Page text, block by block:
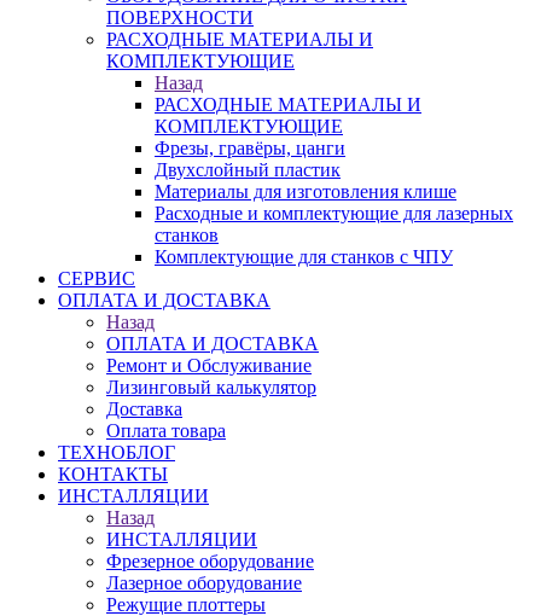
ПОВЕРХНОСТИ
РАСХОДНЫЕ МАТЕРИАЛЫ И
КОМПЛЕКТУЮЩИЕ
Назад
РАСХОДНЫЕ МАТЕРИАЛЫ И
КОМПЛЕКТУЮЩИЕ
Фрезы, гравёры, цанги
Двухслойный пластик
Материалы для изготовления клише
Расходные и комплектующие для лазерных
станков
Комплектующие для станков с ЧПУ
СЕРВИС
ОПЛАТА И ДОСТАВКА
Назад
ОПЛАТА И ДОСТАВКА
Ремонт и Обслуживание
Лизинговый калькулятор
Доставка
Оплата товара
ТЕХНОБЛОГ
КОНТАКТЫ
ИНСТАЛЛЯЦИИ
Назад
ИНСТАЛЛЯЦИИ
Фрезерное оборудование
Лазерное оборудование
Режущие плоттеры